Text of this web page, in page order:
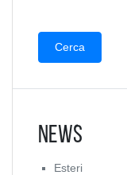
News
Esteri